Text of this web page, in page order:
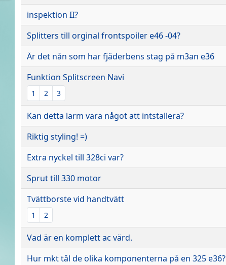
inspektion II?
Splitters till orginal frontspoiler e46 -04?
Är det nån som har fjäderbens stag på m3an e36
Funktion Splitscreen Navi
1 2 3
Kan detta larm vara något att intstallera?
Riktig styling! =)
Extra nyckel till 328ci var?
Sprut till 330 motor
Tvättborste vid handtvätt
1 2
Vad är en komplett ac värd.
Hur mkt tål de olika komponenterna på en 325 e36?